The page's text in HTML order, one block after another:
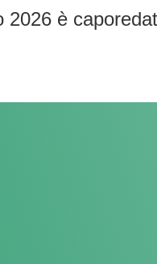
2026 è